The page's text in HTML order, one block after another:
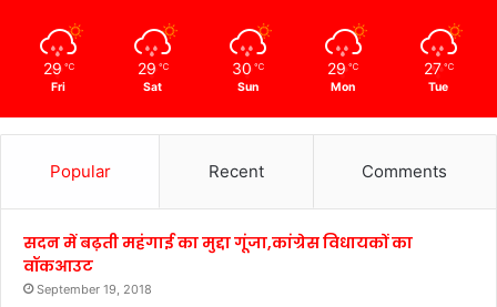
29 ℃
Fri
29 ℃
Sat
30 ℃
Sun
29 ℃
Mon
27 ℃
Tue
Popular Recent Comments
सदन में बढ़ती महंगाई का मुद्दा गूंजा,कांग्रेस विधायकों का
वॉकआउट
September 19, 2018